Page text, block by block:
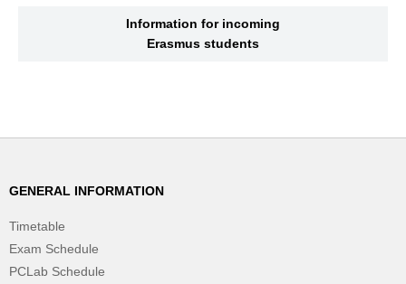
Information for incoming
Erasmus students
GENERAL INFORMATION
Timetable
Exam Schedule
PCLab Schedule